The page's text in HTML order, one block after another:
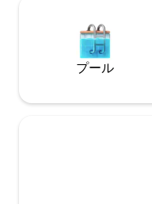
プール